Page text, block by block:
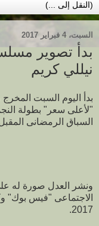
السبت، 4 فبراير 2017
بدأ تصوير
نيللي كريم
بدأ اليوم السبت
"لأعلى سعر" بطولة
السباق الرمضانى
ونشر العدل صورة له
الاجتماعى "فيس بوك"
2017.